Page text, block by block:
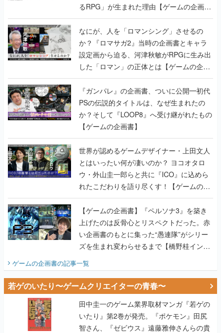
るRPG」が生まれた理由【ゲームの企画
書】
なにが、人を「ロマンシング」させるの
か？『ロマサガ2』当時の企画書とキャラ
設定画から迫る、河津秋敏がRPGに生み出
した「ロマン」の正体とは【ゲームの企画
書】
『ガンパレ』の企画書、ついに公開━初代
PSの伝説的タイトルは、なぜ生まれたの
か？そして『LOOP8』へ受け継がれたもの
【ゲームの企画書】
世界が認めるゲームデザイナー・上田文人
とはいったい何が凄いのか？ ヨコオタロ
ウ・外山圭一郎らと共に『ICO』に込めら
れたこだわりを語り尽くす！【ゲームの企
画書】
【ゲームの企画書】『ペルソナ3』を築き
上げたのは反骨心とリスペクトだった。赤
い企画書のもとに集った“愚連隊”がシリー
ズを生まれ変わらせるまで【橋野桂インタ
ゲームの企画書の記事一覧
若ゲのいたり〜ゲームクリエイターの青春〜
田中圭一のゲーム業界取材マンガ『若ゲの
いたり』第2巻が発売。『ポケモン』田尻
智さん、『ゼビウス』遠藤雅伸さんらの貴